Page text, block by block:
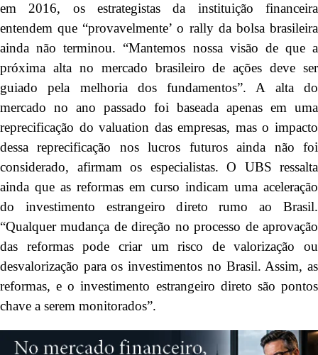
em 2016, os estrategistas da instituição financeira
entendem que “provavelmente’ o rally da bolsa brasileira
ainda não terminou. “Mantemos nossa visão de que a
próxima alta no mercado brasileiro de ações deve ser
guiado pela melhoria dos fundamentos”. A alta do
mercado no ano passado foi baseada apenas em uma
reprecificação do valuation das empresas, mas o impacto
dessa reprecificação nos lucros futuros ainda não foi
considerado, afirmam os especialistas. O UBS ressalta
ainda que as reformas em curso indicam uma aceleração
do investimento estrangeiro direto rumo ao Brasil.
“Qualquer mudança de direção no processo de aprovação
das reformas pode criar um risco de valorização ou
desvalorização para os investimentos no Brasil. Assim, as
reformas, e o investimento estrangeiro direto são pontos
chave a serem monitorados”.